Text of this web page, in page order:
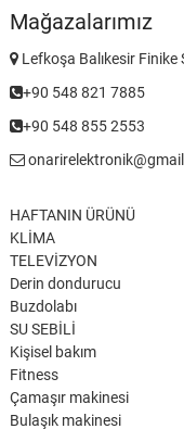
Mağazalarımız
Lefkoşa Balıkesir Finike
+90 548 821 7885
+90 548 855 2553
HAFTANIN ÜRÜNÜ
KLİMA
TELEVİZYON
Derin dondurucu
Buzdolabı
SU SEBİLİ
Kişisel bakım
Fitness
Çamaşır makinesi
Bulaşık makinesi